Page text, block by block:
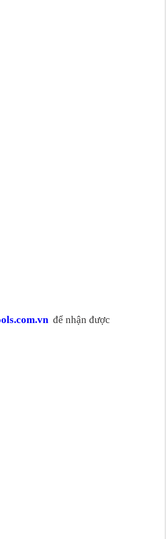
để nhận được